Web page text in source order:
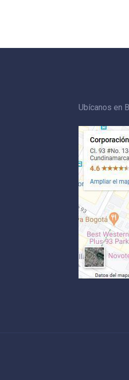
Ubícanos en